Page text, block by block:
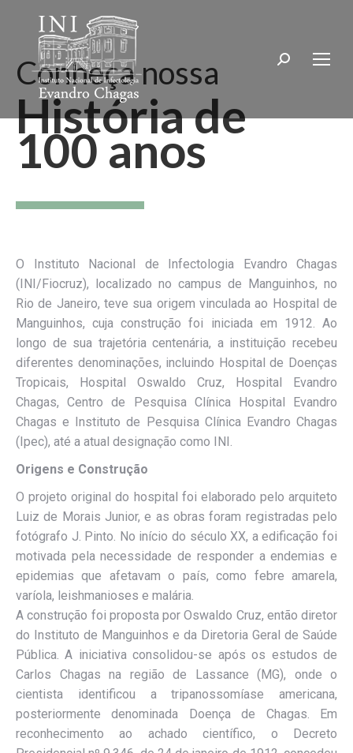
Search:
Conheça nossa
História de
100 anos
O Instituto Nacional de Infectologia Evandro Chagas
(INI/Fiocruz), localizado no campus de Manguinhos, no
Rio de Janeiro, teve sua origem vinculada ao Hospital de
Manguinhos, cuja construção foi iniciada em 1912. Ao
longo de sua trajetória centenária, a instituição recebeu
diferentes denominações, incluindo Hospital de Doenças
Tropicais, Hospital Oswaldo Cruz, Hospital Evandro
Chagas, Centro de Pesquisa Clínica Hospital Evandro
Chagas e Instituto de Pesquisa Clínica Evandro Chagas
(Ipec), até a atual designação como INI.
Origens e Construção
O projeto original do hospital foi elaborado pelo arquiteto
Luiz de Morais Junior, e as obras foram registradas pelo
fotógrafo J. Pinto. No início do século XX, a edificação foi
motivada pela necessidade de responder a endemias e
epidemias que afetavam o país, como febre amarela,
varíola, leishmanioses e malária.
A construção foi proposta por Oswaldo Cruz, então diretor
do Instituto de Manguinhos e da Diretoria Geral de Saúde
Pública. A iniciativa consolidou-se após os estudos de
Carlos Chagas na região de Lassance (MG), onde o
cientista identificou a tripanossomíase americana,
posteriormente denominada Doença de Chagas. Em
reconhecimento ao achado científico, o Decreto